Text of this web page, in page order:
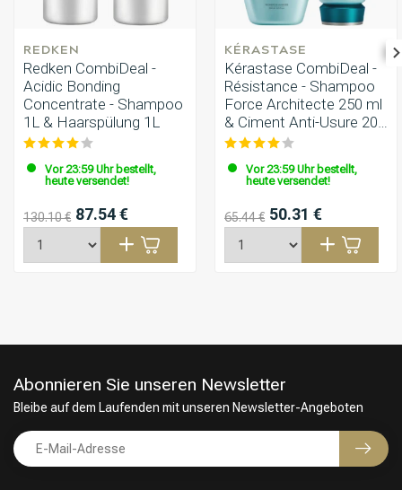
REDKEN
Redken CombiDeal -
Acidic Bonding
Concentrate - Shampoo
1L & Haarspülung 1L
Vor 23:59 Uhr bestellt,
heute versendet!
130.10 € 87.54 €
KÉRASTASE
Kérastase CombiDeal -
Résistance - Shampoo
Force Architecte 250 ml
& Ciment Anti-Usure 200
ml
Vor 23:59 Uhr bestellt,
heute versendet!
65.44 € 50.31 €
Abonnieren Sie unseren Newsletter
Bleibe auf dem Laufenden mit unseren Newsletter-Angeboten